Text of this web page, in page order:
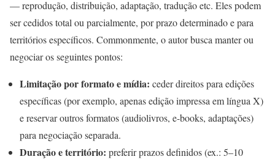
— reprodução, distribuição, adaptação, tradução etc. Eles podem
ser cedidos total ou parcialmente, por prazo determinado e para
territórios específicos. Commonmente, o autor busca manter ou
negociar os seguintes pontos:
Limitação por formato e mídia: ceder direitos para edições
específicas (por exemplo, apenas edição impressa em língua X)
e reservar outros formatos (audiolivros, e-books, adaptações)
para negociação separada.
Duração e território: preferir prazos definidos (ex.: 5–10